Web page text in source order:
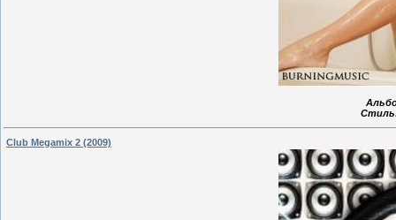
Club Megamix 2 (2009)